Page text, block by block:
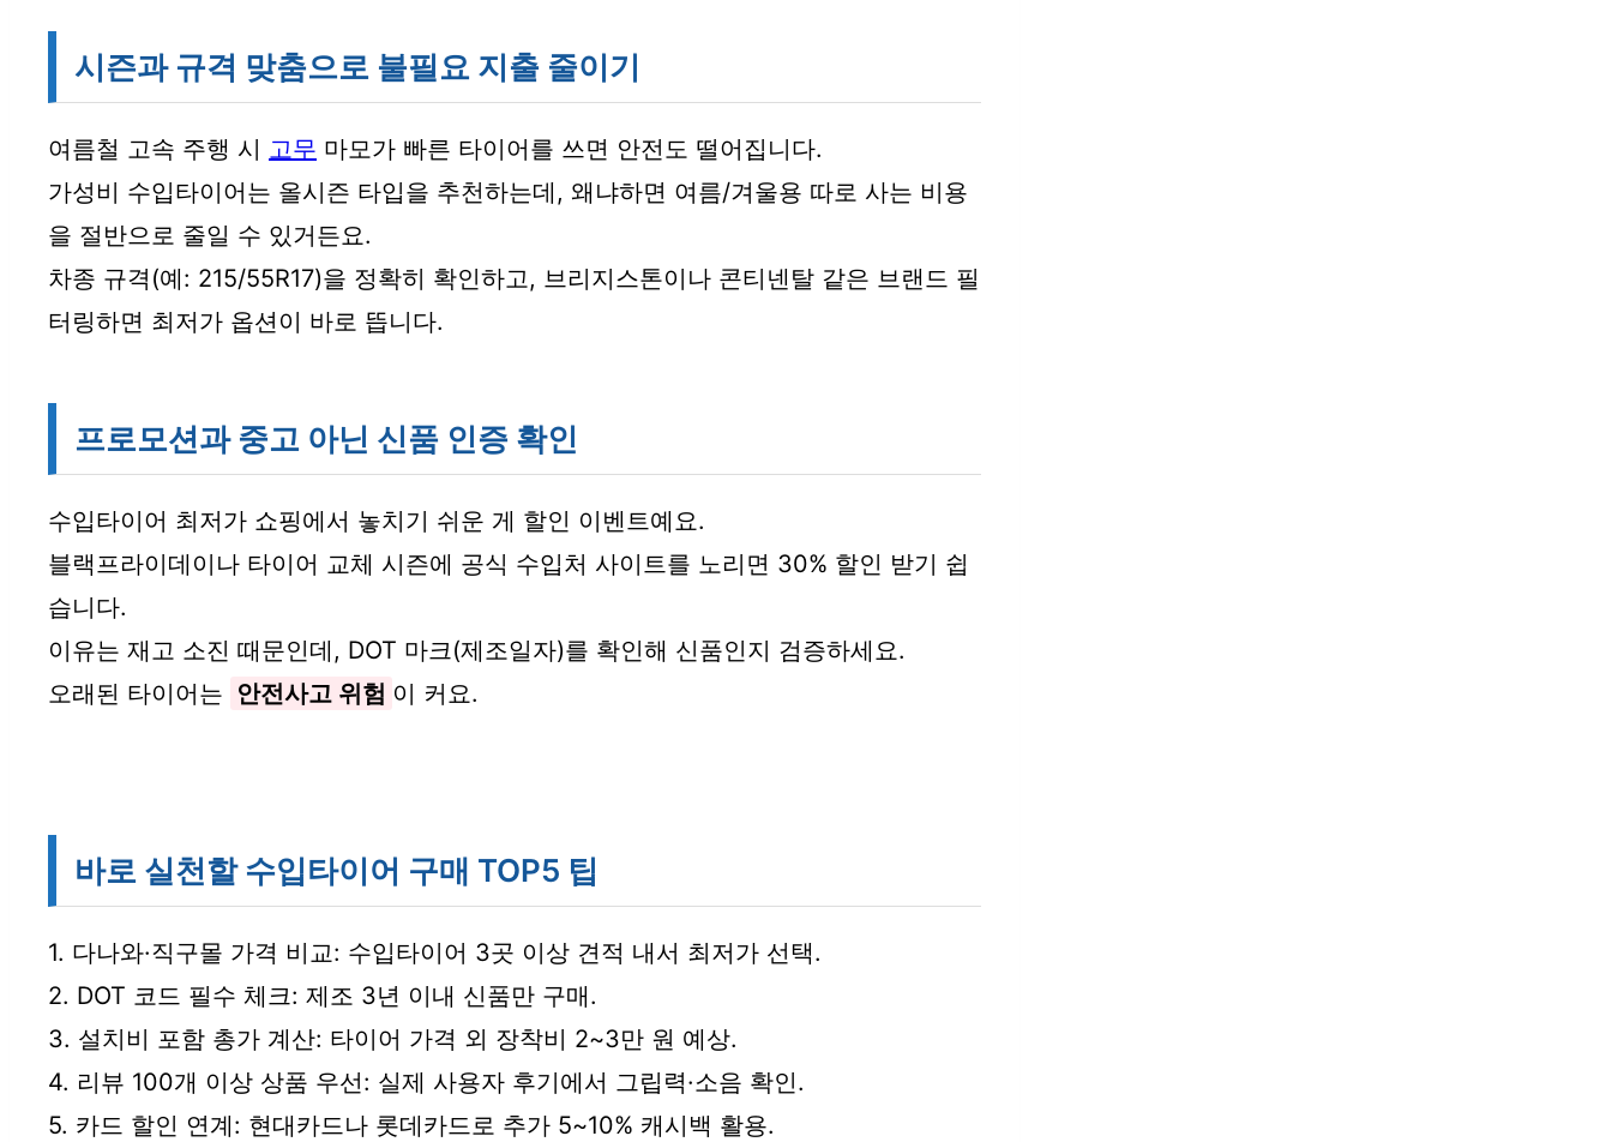
시즌과 규격 맞춤으로 불필요 지출 줄이기
여름철 고속 주행 시 고무 마모가 빠른 타이어를 쓰면 안전도 떨어집니다.
가성비 수입타이어는 올시즌 타입을 추천하는데, 왜냐하면 여름/겨울용 따로 사는 비용
을 절반으로 줄일 수 있거든요.
차종 규격(예: 215/55R17)을 정확히 확인하고, 브리지스톤이나 콘티넨탈 같은 브랜드 필
터링하면 최저가 옵션이 바로 뜹니다.
프로모션과 중고 아닌 신품 인증 확인
수입타이어 최저가 쇼핑에서 놓치기 쉬운 게 할인 이벤트예요.
블랙프라이데이나 타이어 교체 시즌에 공식 수입처 사이트를 노리면 30% 할인 받기 쉽
습니다.
이유는 재고 소진 때문인데, DOT 마크(제조일자)를 확인해 신품인지 검증하세요.
오래된 타이어는 안전사고 위험 이 커요.
바로 실천할 수입타이어 구매 TOP5 팁
1. 다나와·직구몰 가격 비교: 수입타이어 3곳 이상 견적 내서 최저가 선택.
2. DOT 코드 필수 체크: 제조 3년 이내 신품만 구매.
3. 설치비 포함 총가 계산: 타이어 가격 외 장착비 2~3만 원 예상.
4. 리뷰 100개 이상 상품 우선: 실제 사용자 후기에서 그립력·소음 확인.
5. 카드 할인 연계: 현대카드나 롯데카드로 추가 5~10% 캐시백 활용.